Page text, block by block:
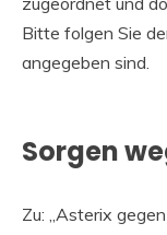
Bitte folgen Sie
angegeben sind.
Sorgen
Zu: „Asterix